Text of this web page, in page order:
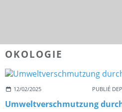
OKOLOGIE
12/02/2025 PUBLIÉ
Umweltverschmutzung